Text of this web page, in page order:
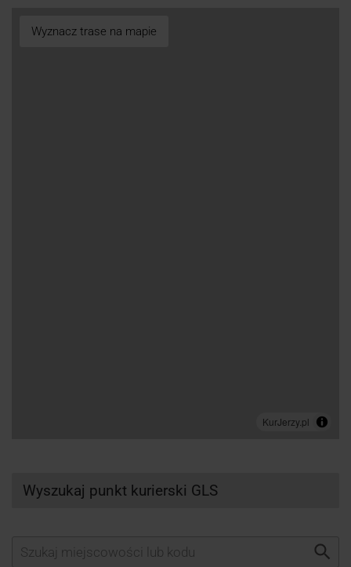
Wyznacz trase na mapie
Wyszukaj punkt kurierski GLS